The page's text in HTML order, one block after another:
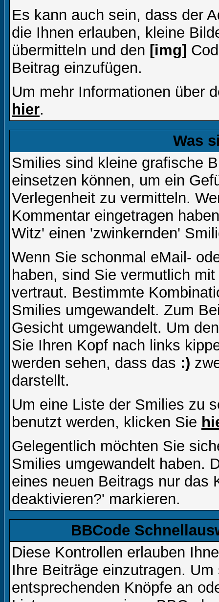
Es kann auch sein, dass der
die Ihnen erlauben, kleine
übermitteln und den [img]
Beitrag einzufügen.
Um mehr Informationen über
hier.
Was
Smilies sind kleine grafische
einsetzen können, um ein
Verlegenheit zu vermitteln.
Kommentar eingetragen
Witz' einen 'zwinkernden'
Wenn Sie schonmal eMail-
haben, sind Sie vermutlich
vertraut. Bestimmte
Smilies umgewandelt. Zum
Gesicht umgewandelt. Um
Sie Ihren Kopf nach links
werden sehen, dass das :)
darstellt.
Um eine Liste der Smilies zu
benutzt werden, klicken Sie
Gelegentlich möchten Sie
Smilies umgewandelt haben.
eines neuen Beitrags nur das
deaktivieren?' markieren.
BBCode
Diese Kontrollen erlauben
Ihre Beiträge einzutragen.
entsprechenden Knöpfe an